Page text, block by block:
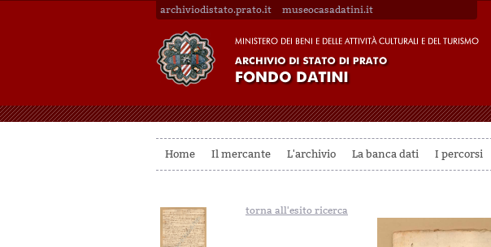
archiviodistato.prato.it museocasadatini.it
Home Il mercante L'archivio La banca dati I percorsi
torna all'esito ricerca